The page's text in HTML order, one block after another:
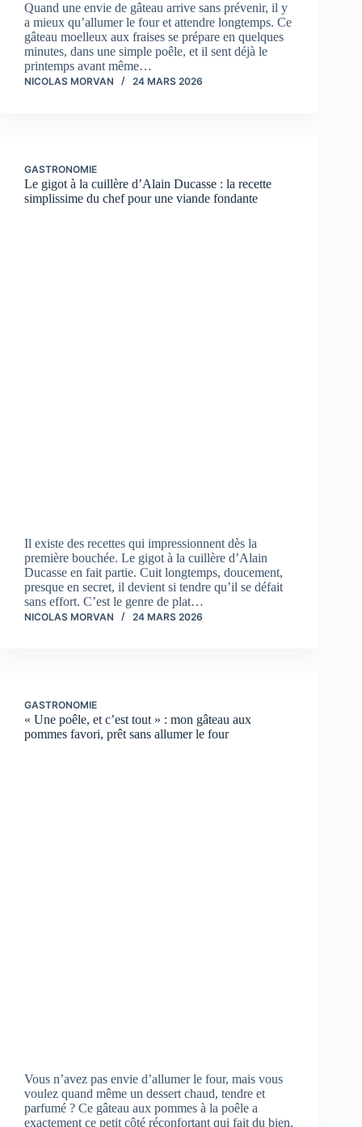
Quand une envie de gâteau arrive sans prévenir, il y
a mieux qu’allumer le four et attendre longtemps. Ce
gâteau moelleux aux fraises se prépare en quelques
minutes, dans une simple poêle, et il sent déjà le
printemps avant même…
NICOLAS MORVAN 24 MARS 2026
GASTRONOMIE
Le gigot à la cuillère d’Alain Ducasse : la recette
simplissime du chef pour une viande fondante
Il existe des recettes qui impressionnent dès la
première bouchée. Le gigot à la cuillère d’Alain
Ducasse en fait partie. Cuit longtemps, doucement,
presque en secret, il devient si tendre qu’il se défait
sans effort. C’est le genre de plat…
NICOLAS MORVAN 24 MARS 2026
GASTRONOMIE
« Une poêle, et c’est tout » : mon gâteau aux
pommes favori, prêt sans allumer le four
Vous n’avez pas envie d’allumer le four, mais vous
voulez quand même un dessert chaud, tendre et
parfumé ? Ce gâteau aux pommes à la poêle a
exactement ce petit côté réconfortant qui fait du bien.